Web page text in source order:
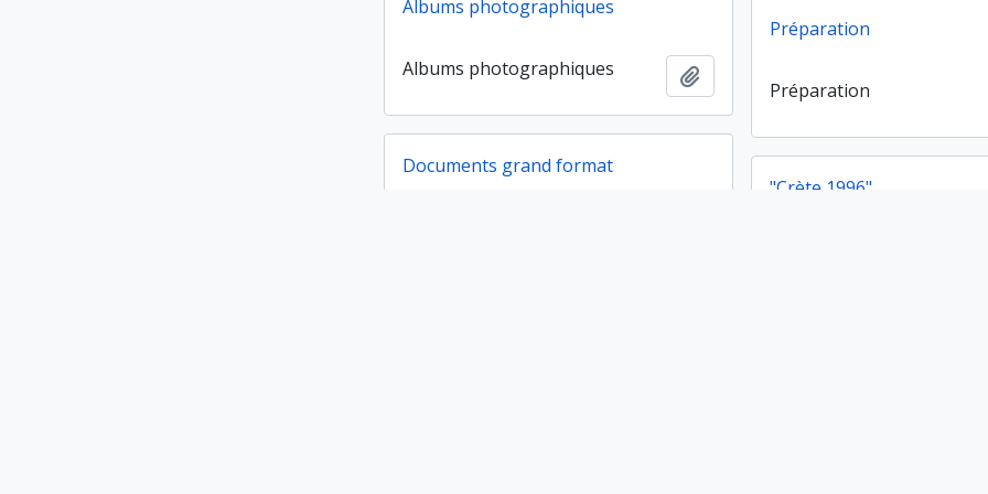
Albums photographiques
Albums photographiques
Préparation
Préparation
Documents grand format
"Crète 1996"